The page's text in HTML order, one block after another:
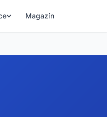
Magazín